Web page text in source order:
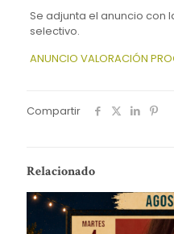
Se adjunta el anuncio con
selectivo.
ANUNCIO VALORACIÓN
Compartir
Relacionado